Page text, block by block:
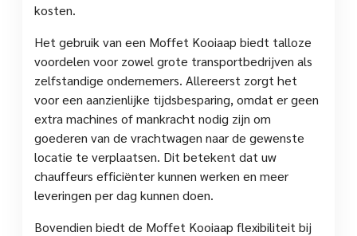
kosten.
Het gebruik van een Moffet Kooiaap biedt talloze
voordelen voor zowel grote transportbedrijven als
zelfstandige ondernemers. Allereerst zorgt het
voor een aanzienlijke tijdsbesparing, omdat er geen
extra machines of mankracht nodig zijn om
goederen van de vrachtwagen naar de gewenste
locatie te verplaatsen. Dit betekent dat uw
chauffeurs efficiënter kunnen werken en meer
leveringen per dag kunnen doen.
Bovendien biedt de Moffet Kooiaap flexibiliteit bij